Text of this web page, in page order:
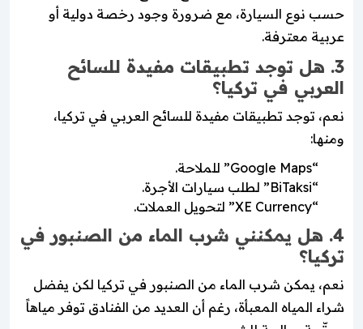
حسب نوع السيارة، مع ضرورة وجود رخصة دولية أو
عربية معترفة.
3. هل توجد تطبيقات مفيدة للسائح
العربي في تركيا؟
نعم، توجد تطبيقات مفيدة للسائح العربي في تركيا،
ومنها:
“Google Maps” للملاحة.
“BiTaksi” لطلب سيارات الأجرة.
“XE Currency” لتحويل العملات.
4. هل يمكنني شرب الماء من الصنبور في
تركيا؟
نعم، يمكن شرب الماء من الصنبور في تركيا لكن يفضل
شراء المياه المعبأة، رغم أن العديد من الفنادق توفر مياهاً